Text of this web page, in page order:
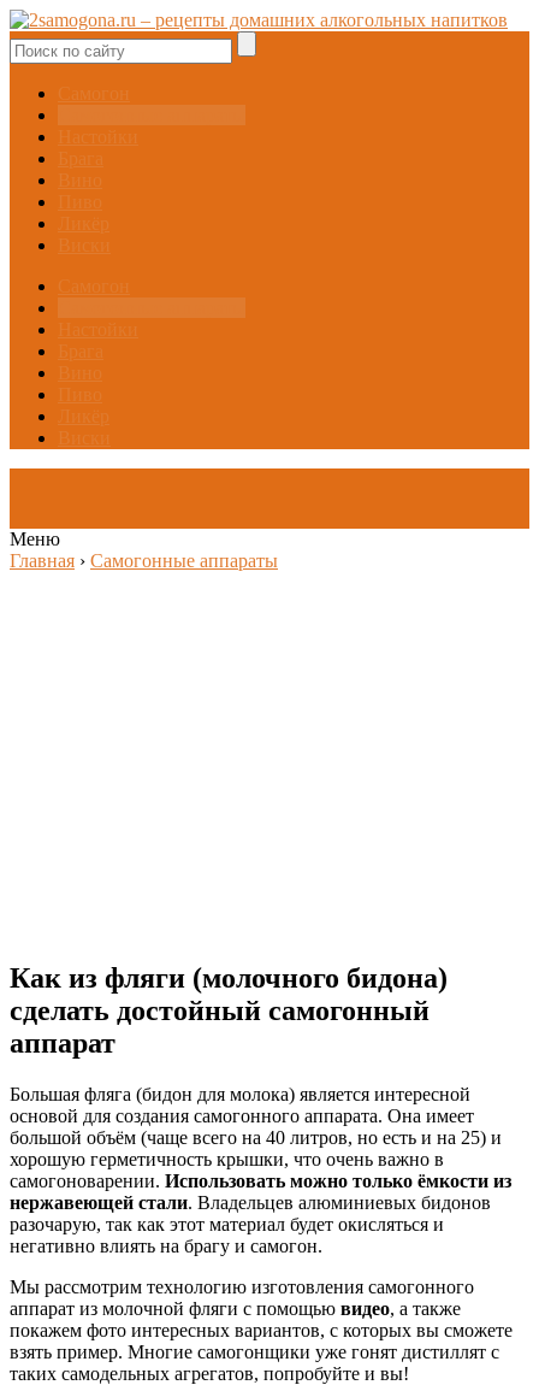
Самогон
Настойки
Брага
Вино
Пиво
Ликёр
Виски
Самогон
Настойки
Брага
Вино
Пиво
Ликёр
Виски
Меню
Главная › Самогонные аппараты
Как из фляги (молочного бидона)
сделать достойный самогонный
аппарат
Большая фляга (бидон для молока) является интересной
основой для создания самогонного аппарата. Она имеет
большой объём (чаще всего на 40 литров, но есть и на 25) и
хорошую герметичность крышки, что очень важно в
самогоноварении. Использовать можно только ёмкости из
нержавеющей стали. Владельцев алюминиевых бидонов
разочарую, так как этот материал будет окисляться и
негативно влиять на брагу и самогон.
Мы рассмотрим технологию изготовления самогонного
аппарат из молочной фляги с помощью видео, а также
покажем фото интересных вариантов, с которых вы сможете
взять пример. Многие самогонщики уже гонят дистиллят с
таких самодельных агрегатов, попробуйте и вы!